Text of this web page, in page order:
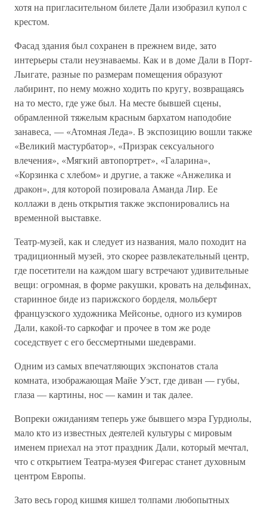
хотя на пригласительном билете Дали изобразил купол с
крестом.
Фасад здания был сохранен в прежнем виде, зато
интерьеры стали неузнаваемы. Как и в доме Дали в Порт-
Льигате, разные по размерам помещения образуют
лабиринт, по нему можно ходить по кругу, возвращаясь
на то место, где уже был. На месте бывшей сцены,
обрамленной тяжелым красным бархатом наподобие
занавеса, — «Атомная Леда». В экспозицию вошли также
«Великий мастурбатор», «Призрак сексуального
влечения», «Мягкий автопортрет», «Галарина»,
«Корзинка с хлебом» и другие, а также «Анжелика и
дракон», для которой позировала Аманда Лир. Ее
коллажи в день открытия также экспонировались на
временной выставке.
Театр-музей, как и следует из названия, мало походит на
традиционный музей, это скорее развлекательный центр,
где посетители на каждом шагу встречают удивительные
вещи: огромная, в форме ракушки, кровать на дельфинах,
старинное биде из парижского борделя, мольберт
французского художника Мейсонье, одного из кумиров
Дали, какой-то саркофаг и прочее в том же роде
соседствует с его бессмертными шедеврами.
Одним из самых впечатляющих экспонатов стала
комната, изображающая Майе Уэст, где диван — губы,
глаза — картины, нос — камин и так далее.
Вопреки ожиданиям теперь уже бывшего мэра Гурдиолы,
мало кто из известных деятелей культуры с мировым
именем приехал на этот праздник Дали, который мечтал,
что с открытием Театра-музея Фигерас станет духовным
центром Европы.
Зато весь город кишмя кишел толпами любопытных